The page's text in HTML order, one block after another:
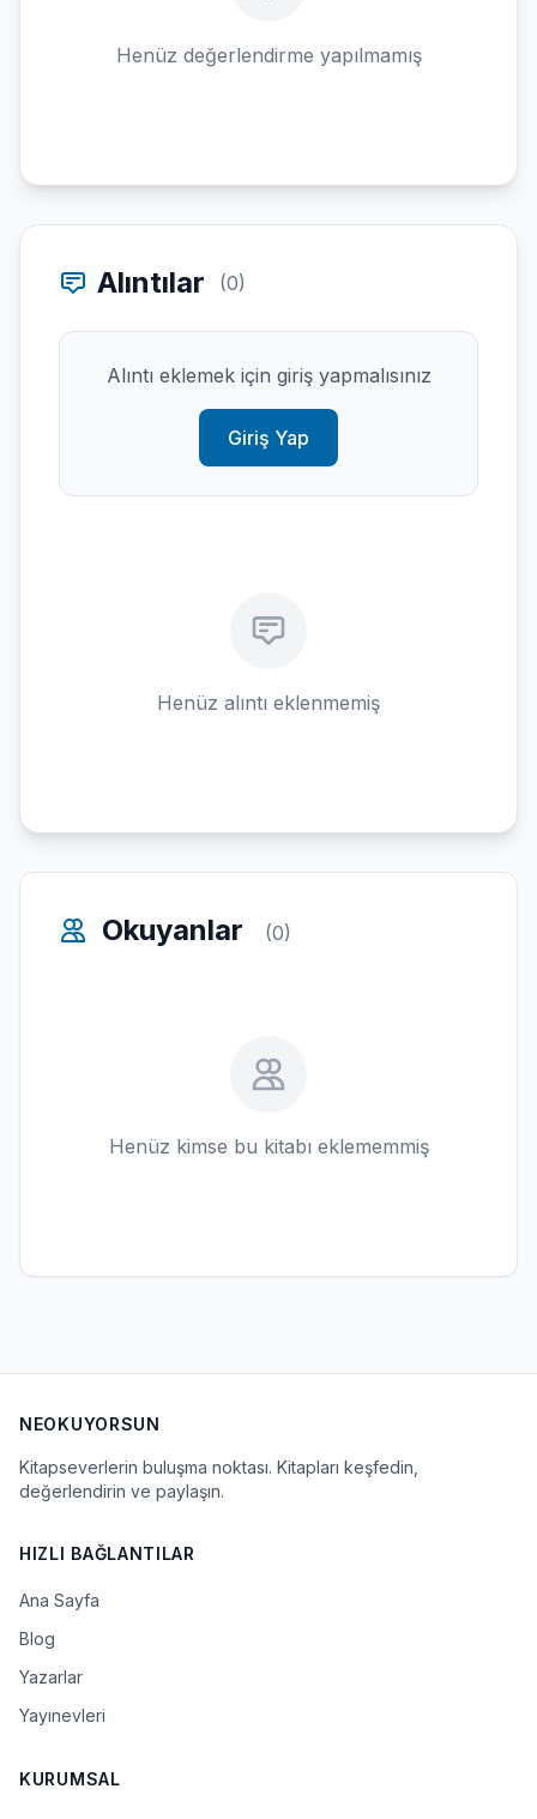
Henüz değerlendirme yapılmamış
Alıntılar (0)
Alıntı eklemek için giriş yapmalısınız
Giriş Yap
Henüz alıntı eklenmemiş
Okuyanlar (0)
Henüz kimse bu kitabı eklememmiş
NEOKUYORSUN
Kitapseverlerin buluşma noktası. Kitapları keşfedin,
değerlendirin ve paylaşın.
HIZLI BAĞLANTILAR
Ana Sayfa
Blog
Yazarlar
Yayınevleri
KURUMSAL